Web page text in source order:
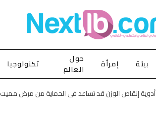
بيئة إمرأة
حول
العالم
تكنولوجيا
أدوية إنقاص الوزن قد تساعد في الحماية من مرض مميت